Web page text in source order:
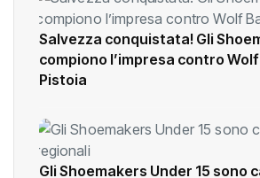
Salvezza conquistata! Gli
compiono l’impresa contro
Pistoia
Gli Shoemakers Under 15 sono